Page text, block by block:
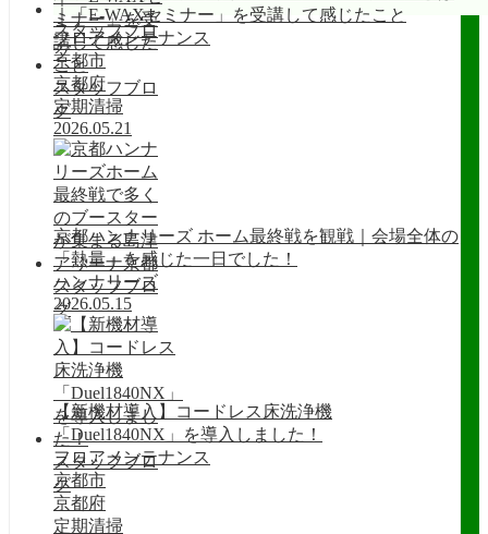
スタッフブロ
グ
スタッフブロ
グ
｜「E-WAXセミナー」を受講して感じたこと
フロアメンテナンス
京都市
京都府
定期清掃
2026.05.21
スタッフブロ
グ
京都ハンナリーズ ホーム最終戦を観戦｜会場全体の
「熱量」を感じた一日でした！
ハンナリーズ
2026.05.15
スタッフブロ
グ
【新機材導入】コードレス床洗浄機
「Duel1840NX」を導入しました！
フロアメンテナンス
京都市
京都府
定期清掃